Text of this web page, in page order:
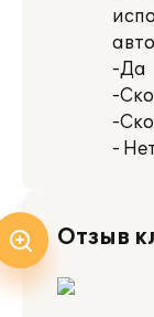
-Да
-
-
-
Отзыв